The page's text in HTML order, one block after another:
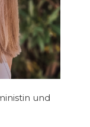
und